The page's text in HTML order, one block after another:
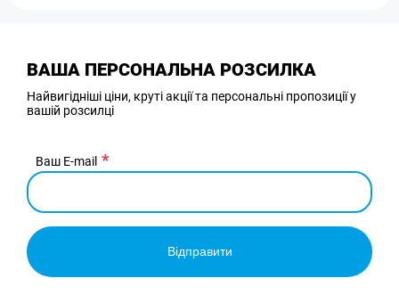
ВАША ПЕРСОНАЛЬНА РОЗСИЛКА
Найвигідніші ціни, круті акції та персональні пропозиції у
вашій розсилці
Ваш E-mail
Відправити